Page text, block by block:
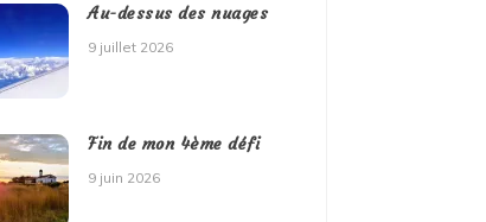
Au-dessus des nuages
9 juillet 2026
Fin de mon 4ème défi
9 juin 2026